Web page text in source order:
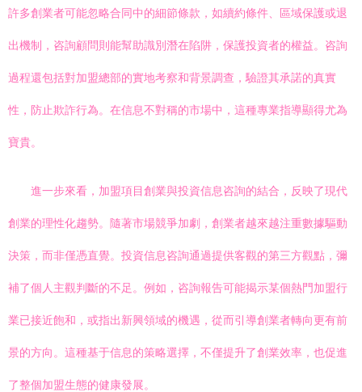
許多創業者可能忽略合同中的細節條款，如續約條件、區域保護或退
出機制，咨詢顧問則能幫助識別潛在陷阱，保護投資者的權益。咨詢
過程還包括對加盟總部的實地考察和背景調查，驗證其承諾的真實
性，防止欺詐行為。在信息不對稱的市場中，這種專業指導顯得尤為
寶貴。
進一步來看，加盟項目創業與投資信息咨詢的結合，反映了現代
創業的理性化趨勢。隨著市場競爭加劇，創業者越來越注重數據驅動
決策，而非僅憑直覺。投資信息咨詢通過提供客觀的第三方觀點，彌
補了個人主觀判斷的不足。例如，咨詢報告可能揭示某個熱門加盟行
業已接近飽和，或指出新興領域的機遇，從而引導創業者轉向更有前
景的方向。這種基于信息的策略選擇，不僅提升了創業效率，也促進
了整個加盟生態的健康發展。